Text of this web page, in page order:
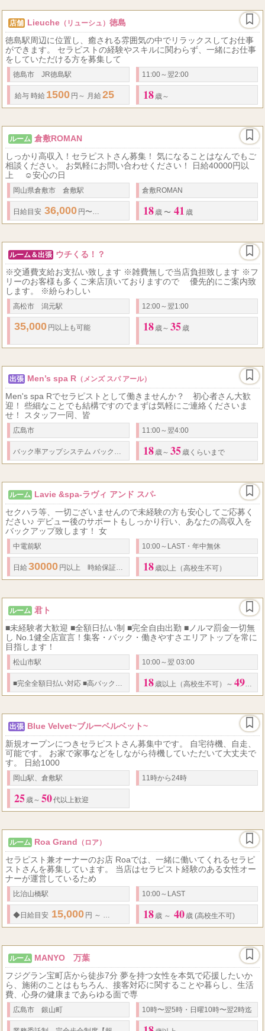
店舗 Lieuche （リューシュ） 徳島
徳島駅周辺に位置し、癒される雰囲気の中でリラックスしてお仕事
ができます。 セラピストの経験やスキルに関わらず、一緒にお仕事
をしていただける方を募集して
徳島市 JR徳島駅 11:00～翌2:00
​ 給与 時給 1500 円～ 月給 25 18 歳～
ルーム 倉敷ROMAN
しっかり高収入！セラピストさん募集！ 気になることはなんでもご
相談ください。 お気軽にお問い合わせください！ 日給40000円以
上 ☺安心の日
岡山県倉敷市 倉敷駅 倉敷ROMAN
日給目安 36,000 円〜 18 歳 〜 41 歳
ルーム＆出張 ウチくる！？
※交通費支給お支払い致します ※雑費無しで当店負担致します ※フ
リーのお客様も多くご来店頂いておりますので 優先的にご案内致
します。 ※紛らわしい
高松市 潟元駅 12:00～翌1:00
35,000 円以上も可能 18 歳～ 35 歳
出張 Men’s spa R （メンズ スパ アール）
Men's spa Rでセラピストとして働きませんか？ 初心者さん大歓
迎！ 些細なことでも結構ですのでまずは気軽にご連絡くださいま
せ！ スタッフ一同、皆
広島市 11:00～翌4:00
バック率アップシステム バック率 ％～＋α 指名フルバック80
18 歳～ 35 歳くらいまで
ルーム Lavie &spa-ラヴィ アンド スパ-
セクハラ等、一切ございませんので未経験の方も安心してご応募く
ださい♪ デビュー後のサポートもしっかり行い、あなたの高収入を
バックアップ致します！ 女
中電前駅 10:00～LAST・年中無休
日給 30000 円以上 時給保証 あり／面接時ご相談ください ※出勤状況によ
18 歳以上（高校生不可）
ルーム 君ト
■未経験者大歓迎 ■全額日払い制 ■完全自由出勤 ■ノルマ罰金一切無
し No.1健全店宣言！集客・バック・働きやすさエリアトップを常に
目指します！
松山市駅 10:00～翌 03:00
■完全全額日払い対応 ■高バック率 ％～76 ％ お給料例 【Aさん】 <1...
18 歳以上（高校生不可）～ 49
出張 Blue Velvet~ブルーベルベット~
新規オープンにつきセラピストさん募集中です。 自宅待機、自走、
可能です。 お家で家事などをしながら待機していただいて大丈夫で
す。 日給1000
岡山駅、倉敷駅 11時から24時
25 歳～ 50代以上歓迎
ルーム Roa Grand （ロア）
セラピスト兼オーナーのお店 Roaでは、一緒に働いてくれるセラピ
ストさんを募集しています。 当店はセラピスト経験のある女性オー
ナーが運営しているため
比治山橋駅 10:00～LAST
◆日給目安 15,000 円 ～ 円 ◆ 最低保証 あり500円 ～
18 歳 ～ 40 歳 (高校生不可)
ルーム MANYO 万葉
フジグラン宝町店から徒歩7分 夢を持つ女性を本気で応援したいか
ら、施術のことはもちろん、接客対応に関することや暮らし、生活
費、心身の健康まであらゆる面で専
広島市 銀山町 10時〜翌5時・日曜10時〜翌2時迄